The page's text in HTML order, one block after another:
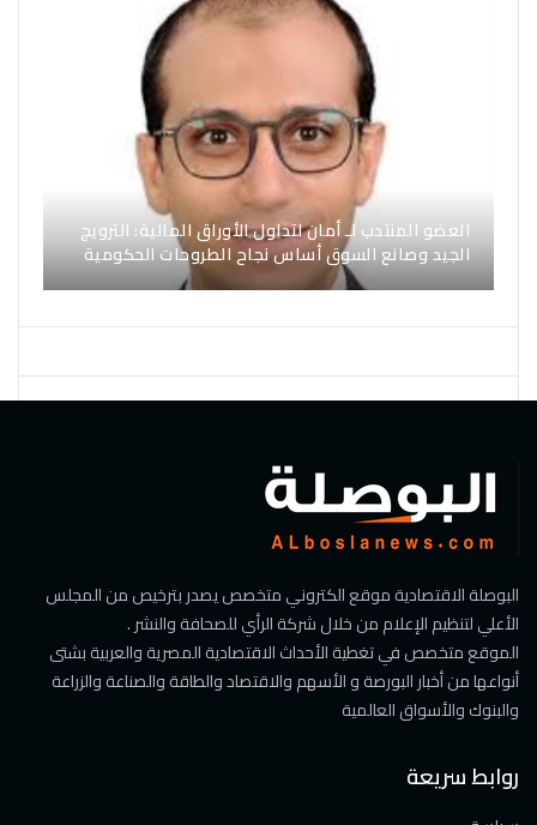
العضو المنتدب لـ أمان لتداول الأوراق المالية: الترويج
الجيد وصانع السوق أساس نجاح الطروحات الحكومية
البوصلة الاقتصادية موقع الكتروني متخصص يصدر بترخيص من المجلس
الأعلي لتنظيم الإعلام من خلال شركة الرأي للصحافة والنشر .
الموقع متخصص في تغطية الأحداث الاقتصادية المصرية والعربية بشتى
أنواعها من أخبار البورصة و الأسهم والاقتصاد والطاقة والصناعة والزراعة
والبنوك والأسواق العالمية
روابط سريعة